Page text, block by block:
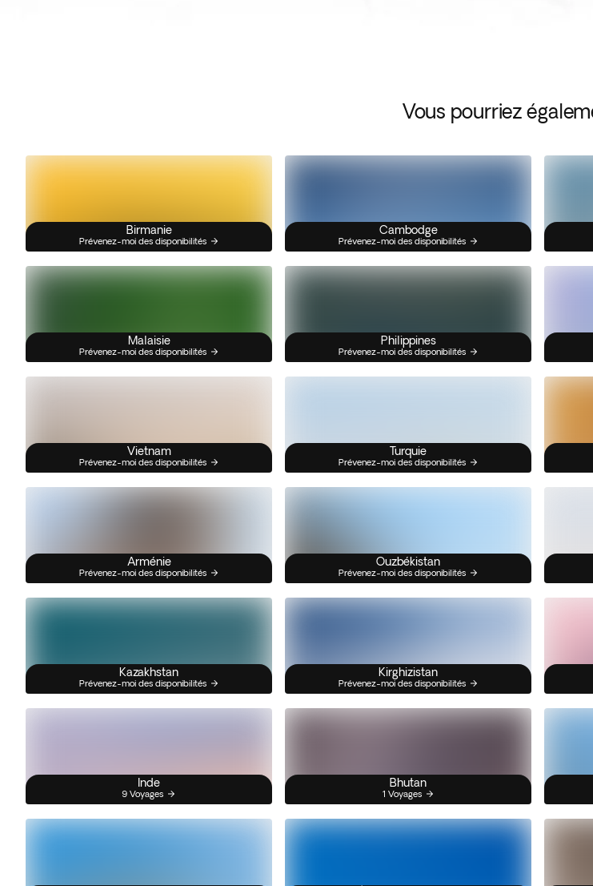
Vous pourriez
Birmanie
Prévenez-moi des disponibilités
Cambodge
Prévenez-moi des disponibilités
Malaisie
Prévenez-moi des disponibilités
Philippines
Prévenez-moi des disponibilités
Vietnam
Prévenez-moi des disponibilités
Turquie
Prévenez-moi des disponibilités
Arménie
Prévenez-moi des disponibilités
Ouzbékistan
Prévenez-moi des disponibilités
Kazakhstan
Prévenez-moi des disponibilités
Kirghizistan
Prévenez-moi des disponibilités
Inde
9 Voyages
Bhutan
1 Voyages